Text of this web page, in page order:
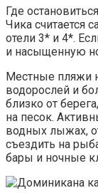
Где
Чика считается
отели 3* и 4*.
и насыщенную
Местные пляжи
водорослей и
близко от
на песок.
водных лыжах,
съездить на
бары и ночные